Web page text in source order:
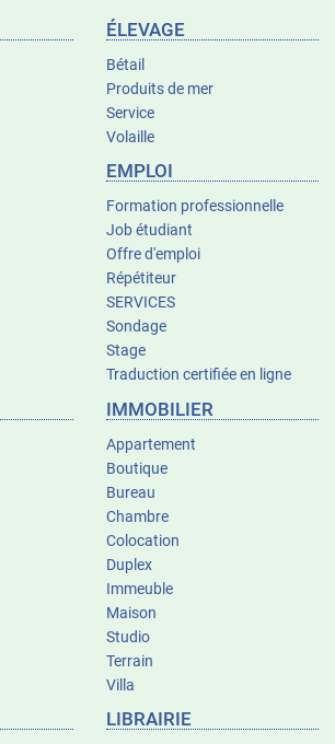
ÉLEVAGE
Bétail
Produits de mer
Service
Volaille
EMPLOI
Formation professionnelle
Job étudiant
Offre d'emploi
Répétiteur
SERVICES
Sondage
Stage
Traduction certifiée en ligne
IMMOBILIER
Appartement
Boutique
Bureau
Chambre
Colocation
Duplex
Immeuble
Maison
Studio
Terrain
Villa
LIBRAIRIE